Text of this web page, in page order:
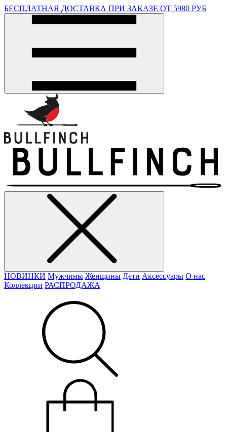
БЕСПЛАТНАЯ ДОСТАВКА ПРИ ЗАКАЗЕ ОТ 5980 РУБ
НОВИНКИ Мужчины Женщины Дети Аксессуары О нас
Коллекции РАСПРОДАЖА